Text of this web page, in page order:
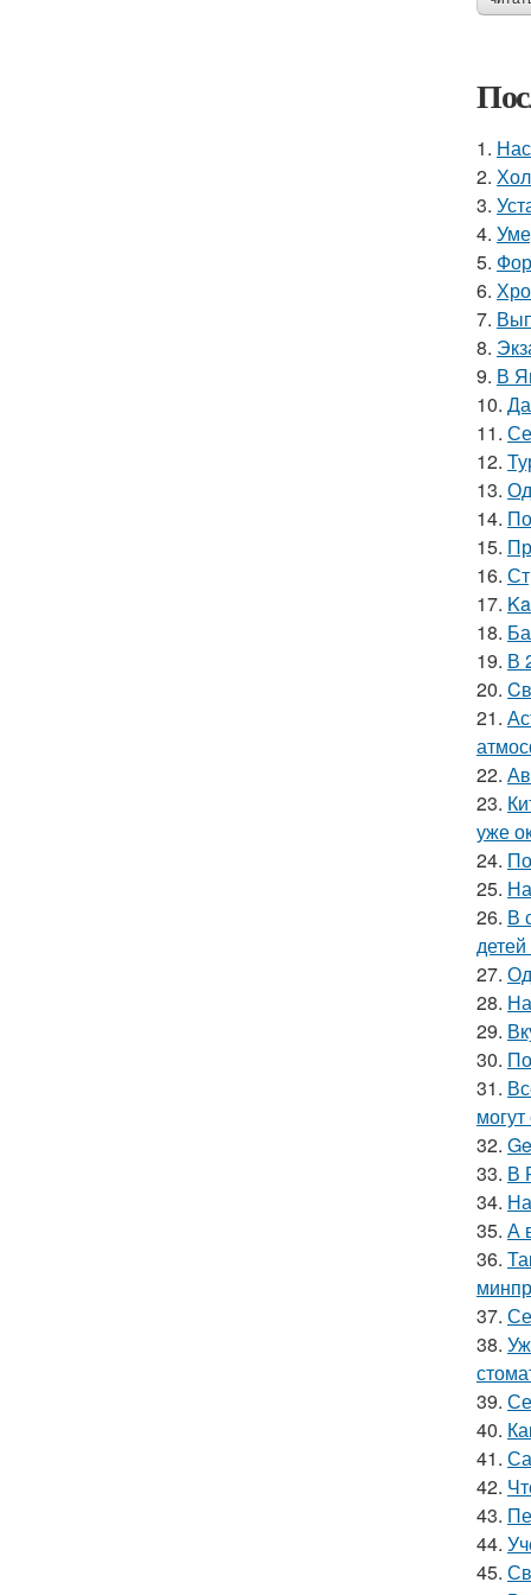
1.
2.
3.
4.
5.
6.
7.
8.
9. В
10.
11.
12.
13.
14.
15.
16.
17.
18.
19. В
20.
21.
22.
23.
уже
24.
25.
26. В
27.
28.
29.
30.
31.
32.
33. В
34.
35. А
36.
37.
38.
39.
40.
41.
42.
43.
44.
45.